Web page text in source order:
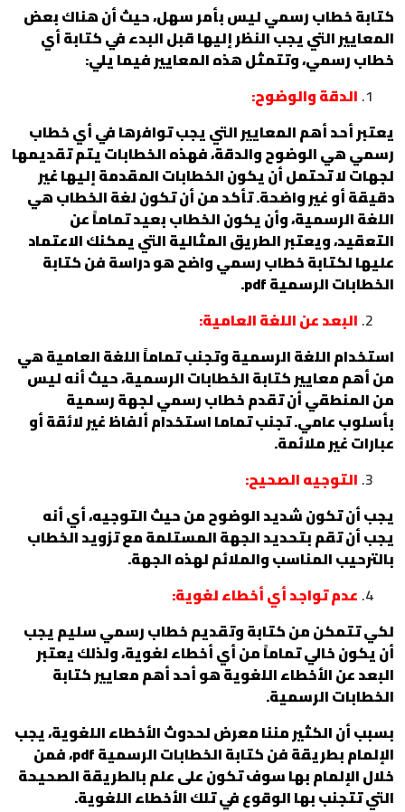
كتابة خطاب رسمي ليس بأمر سهل، حيث أن هناك بعض
المعايير التي يجب النظر إليها قبل البدء في كتابة أي
خطاب رسمي، وتتمثل هذه المعايير فيما يلي:
الدقة والوضوح:
يعتبر أحد أهم المعايير التي يجب توافرها في أي خطاب
رسمي هي الوضوح والدقة، فهذه الخطابات يتم تقديمها
لجهات لا تحتمل أن يكون الخطابات المقدمة إليها غير
دقيقة أو غير واضحة. تأكد من أن تكون لغة الخطاب هي
اللغة الرسمية، وأن يكون الخطاب بعيد تماماً عن
التعقيد، ويعتبر الطريق المثالية التي يمكنك الاعتماد
عليها لكتابة خطاب رسمي واضح هو دراسة فن كتابة
الخطابات الرسمية pdf.
البعد عن اللغة العامية:
استخدام اللغة الرسمية وتجنب تماماً اللغة العامية هي
من أهم معايير كتابة الخطابات الرسمية، حيث أنه ليس
من المنطقي أن تقدم خطاب رسمي لجهة رسمية
بأسلوب عامي. تجنب تماما استخدام ألفاظ غير لائقة أو
عبارات غير ملائمة.
التوجيه الصحيح:
يجب أن تكون شديد الوضوح من حيث التوجيه، أي أنه
يجب أن تقم بتحديد الجهة المستلمة مع تزويد الخطاب
بالترحيب المناسب والملائم لهذه الجهة.
عدم تواجد أي أخطاء لغوية:
لكي تتمكن من كتابة وتقديم خطاب رسمي سليم يجب
أن يكون خالي تماماً من أي أخطاء لغوية، ولذلك يعتبر
البعد عن الأخطاء اللغوية هو أحد أهم معايير كتابة
الخطابات الرسمية.
بسبب أن الكثير مننا معرض لحدوث الأخطاء اللغوية، يجب
الإلمام بطريقة فن كتابة الخطابات الرسمية pdf، فمن
خلال الإلمام بها سوف تكون على علم بالطريقة الصحيحة
التي تتجنب بها الوقوع في تلك الأخطاء اللغوية.